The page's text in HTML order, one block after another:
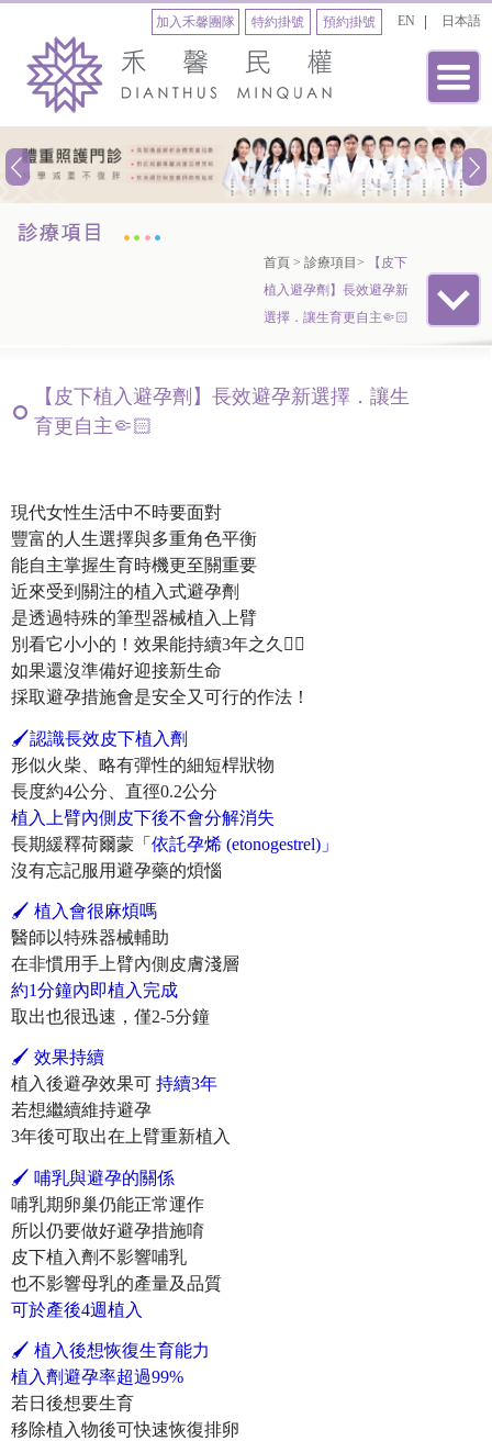
日本語
EN
加入禾馨團隊 預約掛號
特約掛號
首頁 > 診療項目 > 【皮下
植入避孕劑】長效避孕新
選擇．讓生育更自主🤏🏻
【皮下植入避孕劑】長效避孕新選擇．讓生
育更自主🤏🏻
現代女性生活中不時要面對
豐富的人生選擇與多重角色平衡
能自主掌握生育時機更至關重要
近來受到關注的植入式避孕劑
是透過特殊的筆型器械植入上臂
別看它小小的！效果能持續3年之久👌🏻
如果還沒準備好迎接新生命
採取避孕措施會是安全又可行的作法！
🖌認識長效皮下植入劑
形似火柴、略有彈性的細短桿狀物
長度約4公分、直徑0.2公分
植入上臂內側皮下後不會分解消失
長期緩釋荷爾蒙 「依託孕烯 (etonogestrel)」
沒有忘記服用避孕藥的煩惱
🖌 植入會很麻煩嗎
醫師以特殊器械輔助
在非慣用手上臂內側皮膚淺層
約1分鐘內即植入完成
取出也很迅速，僅2-5分鐘
🖌 效果持續
植入後避孕效果可 持續3年
若想繼續維持避孕
3年後可取出在上臂重新植入
🖌 哺乳與避孕的關係
哺乳期卵巢仍能正常運作
所以仍要做好避孕措施唷
皮下植入劑不影響哺乳
也不影響母乳的產量及品質
可於產後4週植入
🖌 植入後想恢復生育能力
植入劑避孕率超過99%
若日後想要生育
移除植入物後可快速恢復排卵